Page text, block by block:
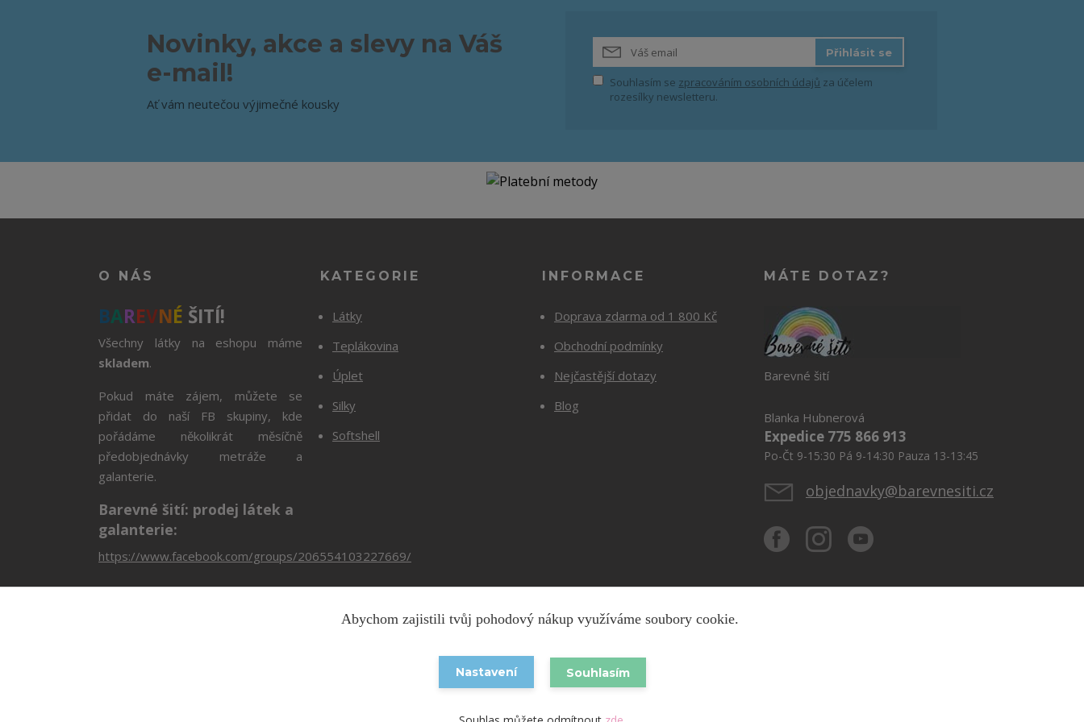
Novinky, akce a slevy na Váš
e-mail!
Ať vám neutečou výjimečné kousky
Přihlásit se
Souhlasím se zpracováním osobních údajů za účelem
rozesílky newsletteru.
O NÁS
BAREVNÉ ŠITÍ!
Všechny látky na eshopu máme
skladem.
Pokud máte zájem, můžete se
přidat do naší FB skupiny, kde
pořádáme několikrát měsíčně
předobjednávky metráže a
galanterie.
Barevné šití: prodej látek a
galanterie:
https://www.facebook.com/groups/206554103227669/
KATEGORIE
Látky
Teplákovina
Úplet
Silky
Softshell
INFORMACE
Doprava zdarma od 1 800 Kč
Obchodní podmínky
Nejčastější dotazy
Blog
MÁTE DOTAZ?
Barevné šití
Blanka Hubnerová
Expedice 775 866 913
Po-Čt 9-15:30 Pá 9-14:30 Pauza 13-13:45
objednavky@barevnesiti.cz
Copyright © 2026 Barevnesiti.cz
Vytvořeno na
Abychom zajistili tvůj pohodový nákup využíváme soubory cookie.
Nastavení Souhlasím